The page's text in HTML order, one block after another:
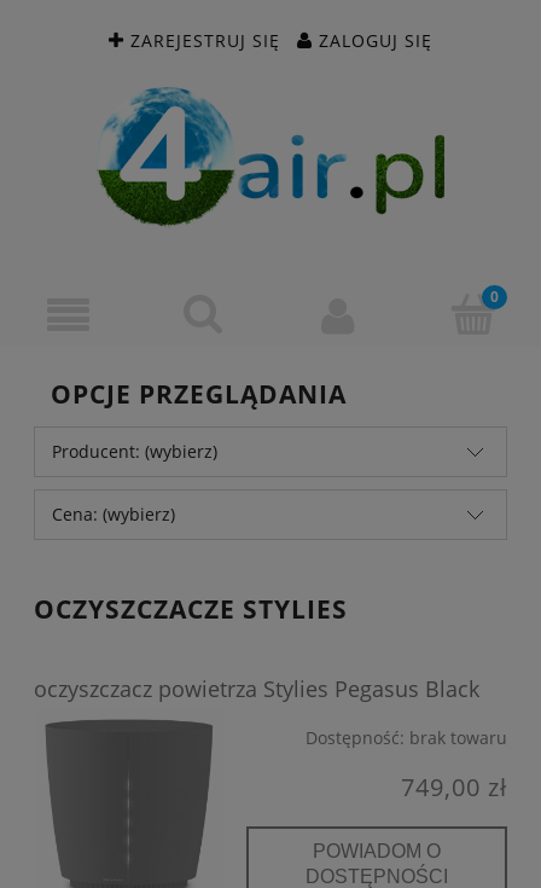
ZAREJESTRUJ SIĘ ZALOGUJ SIĘ
OPCJE PRZEGLĄDANIA
Producent: (wybierz)
Cena: (wybierz)
OCZYSZCZACZE STYLIES
oczyszczacz powietrza Stylies Pegasus Black
Dostępność: brak towaru
749,00 zł
POWIADOM O
DOSTĘPNOŚCI